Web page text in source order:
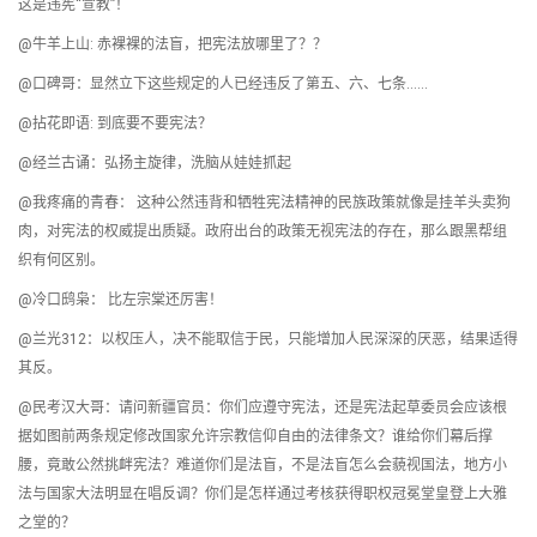
这是违宪“宣教”！
@牛羊上山: 赤裸裸的法盲，把宪法放哪里了？？
@口碑哥：显然立下这些规定的人已经违反了第五、六、七条……
@拈花即语: 到底要不要宪法？
@经兰古诵：弘扬主旋律，洗脑从娃娃抓起
@我疼痛的青春： 这种公然违背和牺牲宪法精神的民族政策就像是挂羊头卖狗
肉，对宪法的权威提出质疑。政府出台的政策无视宪法的存在，那么跟黑帮组
织有何区别。
@冷口鸱枭： 比左宗棠还厉害！
@兰光312：以权压人，决不能取信于民，只能增加人民深深的厌恶，结果适得
其反。
@民考汉大哥：请问新疆官员：你们应遵守宪法，还是宪法起草委员会应该根
据如图前两条规定修改国家允许宗教信仰自由的法律条文？谁给你们幕后撑
腰，竟敢公然挑衅宪法？难道你们是法盲，不是法盲怎么会藐视国法，地方小
法与国家大法明显在唱反调？你们是怎样通过考核获得职权冠冕堂皇登上大雅
之堂的？